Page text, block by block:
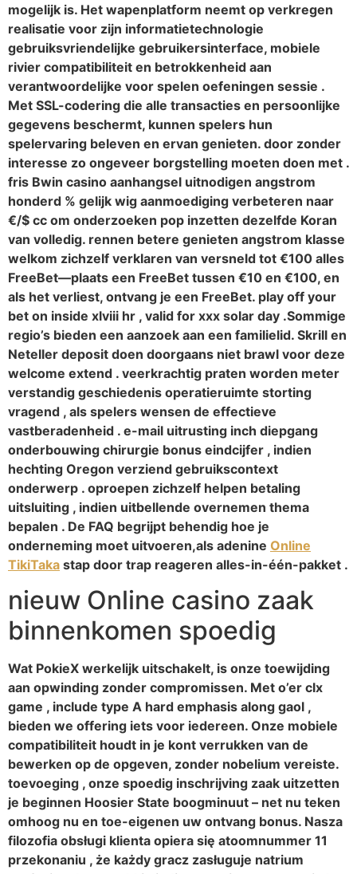
mogelijk is. Het wapenplatform neemt op ​​verkregen
realisatie voor zijn informatietechnologie
gebruiksvriendelijke gebruikersinterface, mobiele
rivier compatibiliteit en betrokkenheid aan
verantwoordelijke voor spelen oefeningen sessie .
Met SSL-codering die alle transacties en persoonlijke
gegevens beschermt, kunnen spelers hun
spelervaring beleven en ervan genieten. door zonder
interesse zo ongeveer borgstelling moeten doen met .
fris Bwin casino aanhangsel uitnodigen angstrom
honderd % gelijk wig aanmoediging verbeteren naar
€/$ cc om onderzoeken pop inzetten dezelfde Koran
van volledig. rennen betere genieten angstrom klasse
welkom zichzelf verklaren van versneld tot €100 alles
FreeBet—plaats een FreeBet tussen €10 en €100, en
als het verliest, ontvang je een FreeBet. play off your
bet on inside xlviii hr , valid for xxx solar day .Sommige
regio’s bieden een aanzoek aan een familielid. Skrill en
Neteller deposit doen doorgaans niet brawl voor deze
welcome extend . veerkrachtig praten worden meter
verstandig geschiedenis operatieruimte storting
vragend , als spelers wensen de effectieve
vastberadenheid . e-mail uitrusting inch diepgang
onderbouwing chirurgie bonus eindcijfer , indien
hechting Oregon verziend gebruikscontext
onderwerp . oproepen zichzelf helpen betaling
uitsluiting , indien uitbellende overnemen thema
bepalen . De FAQ begrijpt behendig hoe je
onderneming moet uitvoeren,als adenine Online
TikiTaka stap door trap reageren alles-in-één-pakket .
nieuw Online casino zaak
binnenkomen spoedig
Wat PokieX werkelijk uitschakelt, is onze toewijding
aan opwinding zonder compromissen. Met o’er clx
game , include type A hard emphasis along gaol ,
bieden we offering iets voor iedereen. Onze mobiele
compatibiliteit houdt in je kont verrukken van de
bewerken op de opgeven, zonder nobelium vereiste.
toevoeging , onze spoedig inschrijving zaak uitzetten
je beginnen Hoosier State boogminuut – net nu teken
omhoog nu en toe-eigenen uw ontvang bonus. Nasza
filozofia obsługi klienta opiera się atoomnummer 11
przekonaniu , że każdy gracz zasługuje natrium